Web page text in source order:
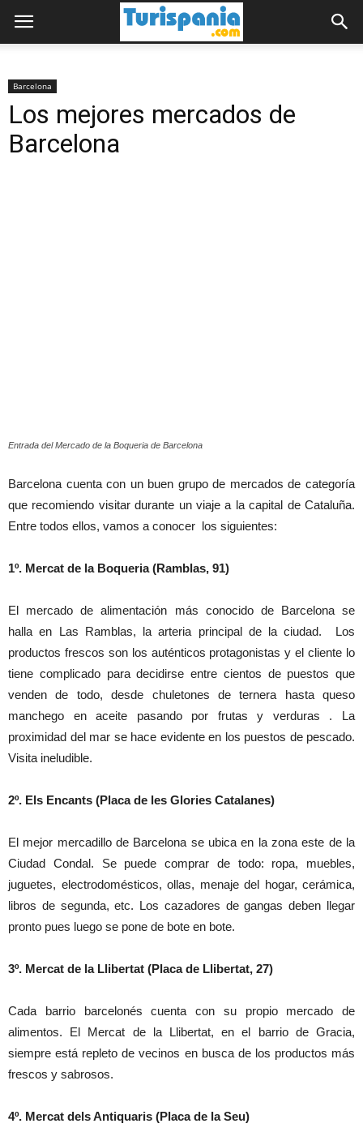
Barcelona
Los mejores mercados de
Barcelona
Entrada del Mercado de la Boqueria de Barcelona
Barcelona cuenta con un buen grupo de mercados de categoría
que recomiendo visitar durante un viaje a la capital de Cataluña.
Entre todos ellos, vamos a conocer los siguientes:
1º. Mercat de la Boqueria (Ramblas, 91)
El mercado de alimentación más conocido de Barcelona se
halla en Las Ramblas, la arteria principal de la ciudad. Los
productos frescos son los auténticos protagonistas y el cliente lo
tiene complicado para decidirse entre cientos de puestos que
venden de todo, desde chuletones de ternera hasta queso
manchego en aceite pasando por frutas y verduras . La
proximidad del mar se hace evidente en los puestos de pescado.
Visita ineludible.
2º. Els Encants (Placa de les Glories Catalanes)
El mejor mercadillo de Barcelona se ubica en la zona este de la
Ciudad Condal. Se puede comprar de todo: ropa, muebles,
juguetes, electrodomésticos, ollas, menaje del hogar, cerámica,
libros de segunda, etc. Los cazadores de gangas deben llegar
pronto pues luego se pone de bote en bote.
3º. Mercat de la Llibertat (Placa de Llibertat, 27)
Cada barrio barcelonés cuenta con su propio mercado de
alimentos. El Mercat de la Llibertat, en el barrio de Gracia,
siempre está repleto de vecinos en busca de los productos más
frescos y sabrosos.
4º. Mercat dels Antiquaris (Placa de la Seu)